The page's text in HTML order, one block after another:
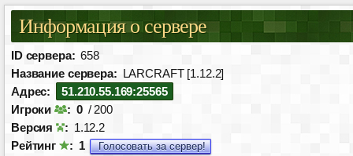
Информация о сервере
ID сервера: 658
Название сервера: LARCRAFT [1.12.2]
Адрес:
51.210.55.169:25565
Игроки
: 0 / 200
Версия
: 1.12.2
Рейтинг
: 1 Голосовать за сервер!